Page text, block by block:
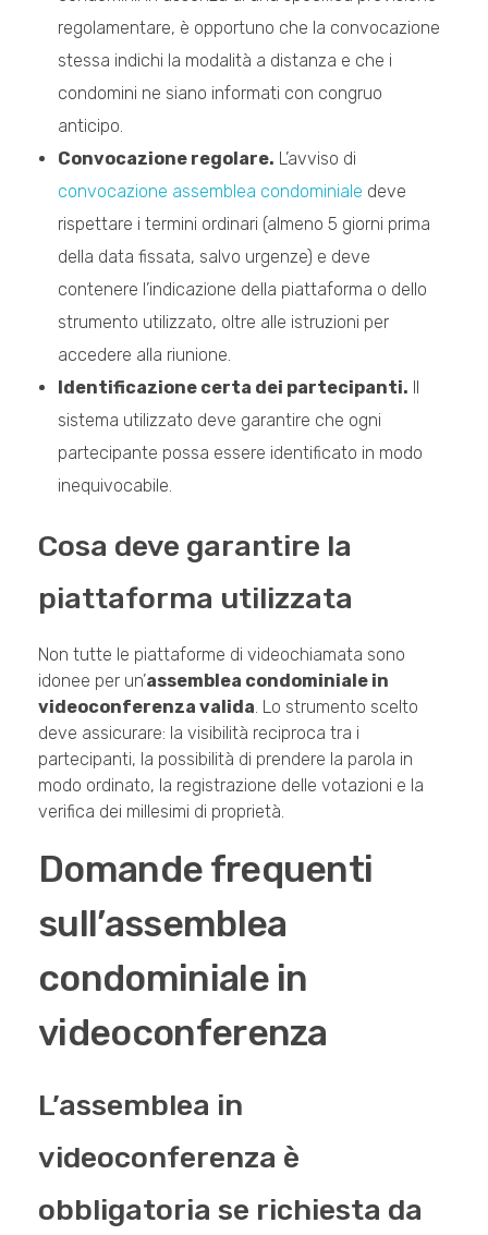
regolamentare, è opportuno che la convocazione
stessa indichi la modalità a distanza e che i
condomini ne siano informati con congruo
anticipo.
Convocazione regolare. L’avviso di
convocazione assemblea condominiale deve
rispettare i termini ordinari (almeno 5 giorni prima
della data fissata, salvo urgenze) e deve
contenere l’indicazione della piattaforma o dello
strumento utilizzato, oltre alle istruzioni per
accedere alla riunione.
Identificazione certa dei partecipanti. Il
sistema utilizzato deve garantire che ogni
partecipante possa essere identificato in modo
inequivocabile.
Cosa deve garantire la
piattaforma utilizzata
Non tutte le piattaforme di videochiamata sono
idonee per un’assemblea condominiale in
videoconferenza valida . Lo strumento scelto
deve assicurare: la visibilità reciproca tra i
partecipanti, la possibilità di prendere la parola in
modo ordinato, la registrazione delle votazioni e la
verifica dei millesimi di proprietà.
Domande frequenti
sull’assemblea
condominiale in
videoconferenza
L’assemblea in
videoconferenza è
obbligatoria se richiesta da